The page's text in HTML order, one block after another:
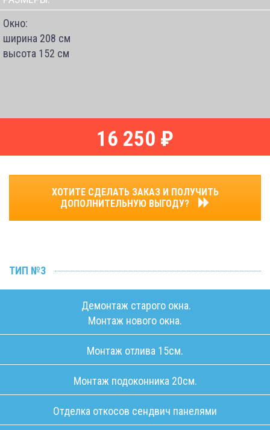
Окно:
ширина 208 см
высота 152 см
16 250 ₽
ХОТИТЕ СДЕЛАТЬ ЗАКАЗ И ПОЛУЧИТЬ
ДОПОЛНИТЕЛЬНУЮ ВЫГОДУ?
ТИП №3
Демонтаж старого окна.
Монтаж нового окна.
Монтаж отлива 15см.
Монтаж подоконника 20см.
Отделка откосов сендвич панелями